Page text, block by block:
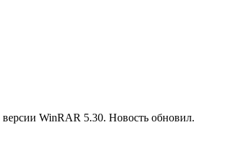
WinRAR 5.30. Новость обновил.